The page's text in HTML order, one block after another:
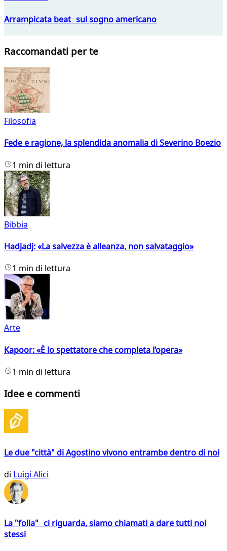
Arrampicata beat sul sogno americano
Raccomandati per te
Filosofia
Fede e ragione, la splendida anomalia di Severino Boezio
1 min di lettura
Bibbia
Hadjadj: «La salvezza è alleanza, non salvataggio»
1 min di lettura
Arte
Kapoor: «È lo spettatore che completa l’opera»
1 min di lettura
Idee e commenti
Le due "città" di Agostino vivono entrambe dentro di noi
di Luigi Alici
La "folla" ci riguarda, siamo chiamati a dare tutti noi
stessi